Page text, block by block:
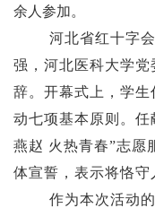
余人参加。
河北省红十字
强，河北医科大学
辞。开幕式上，学
动七项基本原则。
燕赵 火热青春”志愿
体宣誓，表示将恪守
作为本次活动